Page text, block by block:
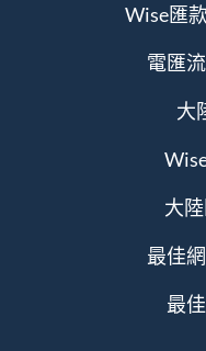
Wise匯
電匯
大
大
最佳
最